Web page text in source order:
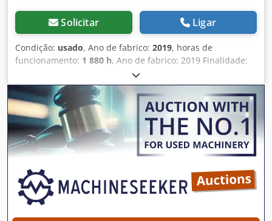
Solicitar Ligar
Condição: usado, Ano de fabrico: 2019, horas de
funcionamento: 1 880 h, Ano de fabrico: 2019 Finalidade:
Mineração Peso em vazio: 1.510 kg Carga útil: 1.500 kg
Peso bruto: 3.010 kg Dimensões (C x L x A): 314 x 145 x 265
cm Codpfx Afjx U U Hze Hoha